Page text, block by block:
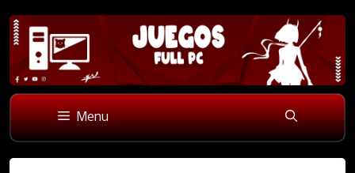
Skip
to
content
Menu